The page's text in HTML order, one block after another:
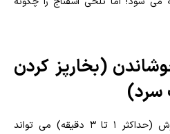
(بخارپز کردن
سرد)
پختن کوتاه اسفناج در آب جوش (حداکثر ۱ تا ۳ دقیقه) می تواند